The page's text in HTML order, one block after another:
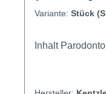
Variante: Stück
Inhalt